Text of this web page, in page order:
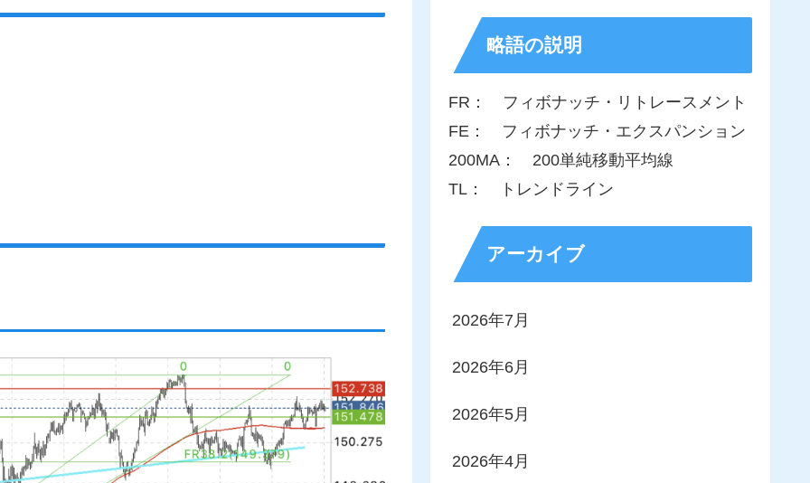
略語の説明
FR： フィボナッチ・リトレースメント
FE： フィボナッチ・エクスパンション
200MA： 200単純移動平均線
TL： トレンドライン
アーカイブ
2026年7月
2026年6月
2026年5月
2026年4月